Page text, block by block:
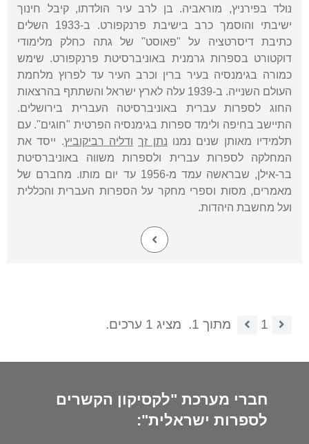
נולד בפירניץ, מוראביה. בן לרב עיר הולדתו, קיבל חינוך
ישיבתי והוסמך כרב בישיבת פרנקפורט. ב-1933 השלים
כתיבת דיסרטציה על "פאוסט" של גתה כחלק מלימודי
דוקטורט בספרות גרמנית באוניברסיטת פרנקפורט. שימש
כמורה בגימנסיה בעיר ברין וכרב העיר עד לפרוץ מלחמת
העולם השנייה. ב-1939 עלה לארץ ישראל והשתתף בהרצאות
החוג לספרות עברית באוניברסיטה העברית בירושלים.
התיישב בחיפה ולימד ספרות בגימנסיה הפרטית "חוגים". עם
תלמידיו מאותן שנים נמנו נתן זך ודליה רביקוביץ. ייסד את
המחלקה לספרות עברית ולספרות משווה באוניברסיטת
בר-אילן, שבראשה עמד מ-1956 עד יום מותו. מחברם של
מאמרים, מסות וספרי מחקר על הספרות העברית והכללית
ועל מחשבת היהדות.
1 מתוך 1. מציג 1 ערכים.
חברי מערכת "לקסיקון הקשרים
לספרות ישראלית":